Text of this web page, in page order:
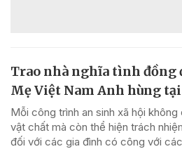
Trao nhà nghĩa tình đồng
Mẹ Việt Nam Anh hùng tại
Mỗi công trình an sinh xã hội
vật chất mà còn thể hiện trách
đối với các gia đình có công với